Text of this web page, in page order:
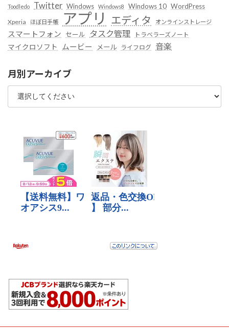
Toodledo Twitter Windows Windows8 Windows 10 WordPress
Xperia ほぼ日手帳 アプリ エディタ オンラインストレージ
スマートフォン セール タスク管理 トラベラーズノート
マイクロソフト ムービー メール ライフログ 音楽
月別アーカイブ